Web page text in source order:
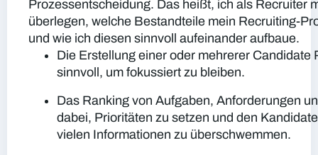
Prozessentscheidung. Das heißt, ich als Recruiter
überlegen, welche Bestandteile mein Recruiting-
und wie ich diesen sinnvoll aufeinander aufbaue.
Die Erstellung einer oder mehrerer Candidate
sinnvoll, um fokussiert zu bleiben.
Das Ranking von Aufgaben, Anforderungen
dabei, Prioritäten zu setzen und den
vielen Informationen zu überschwemmen.